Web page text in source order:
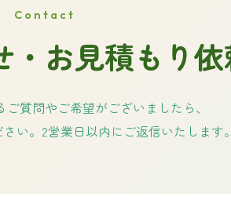
Contact
・お見積もり
質問やご希望がございましたら、
い。2営業日以内にご返信いたします。